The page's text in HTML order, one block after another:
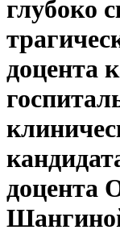
глубоко
доцента
доцента